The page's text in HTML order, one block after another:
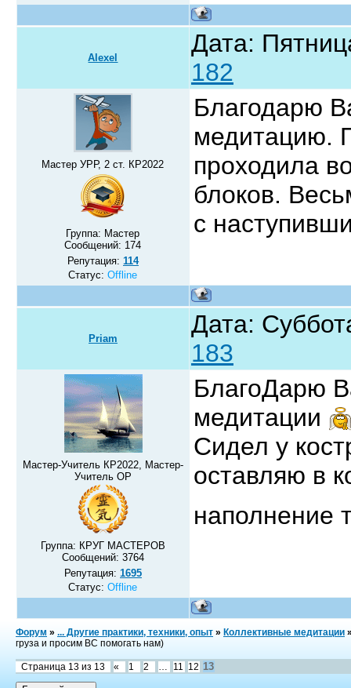
Alexel
Дата:
182
Мастер УРР, 2 ст. КР2022
Группа: Мастер
Сообщений: 174
Репутация: 114
Статус:Offline
Благодарю
медитацию.
проходила
блоков.
с
Priam
Дата:
183
Мастер-Учитель КР2022, Мастер-
Учитель ОР
Группа: КРУГ МАСТЕРОВ
Сообщений: 3764
Репутация: 1695
Статус:Offline
БлагоДарю
медитации
Сидел у
оставляю в
наполнение
Форум » ... Другие практики, техники, опыт » Коллективные медитации
груза и просим ВС помогать нам)
Страница 13 из 13 « 1 2 11 12 13